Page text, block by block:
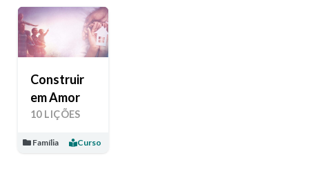
Construir
em Amor
10 LIÇÕES
Família Curso